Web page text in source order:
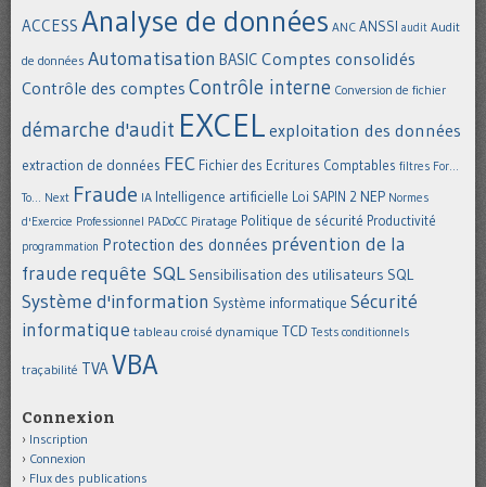
ACCESS Analyse de données ANC ANSSI audit Audit
de données Automatisation BASIC Comptes consolidés
Contrôle des comptes Contrôle interne Conversion de fichier
démarche d'audit EXCEL exploitation des données
extraction de données FEC Fichier des Ecritures Comptables filtres For...
To... Next Fraude IA Intelligence artificielle Loi SAPIN 2 NEP Normes
d'Exercice Professionnel PADoCC Piratage Politique de sécurité Productivité
programmation Protection des données prévention de la
fraude requête SQL Sensibilisation des utilisateurs SQL
Système d'information Système informatique Sécurité
informatique tableau croisé dynamique TCD Tests conditionnels
traçabilité TVA VBA
Connexion
Inscription
Connexion
Flux des publications